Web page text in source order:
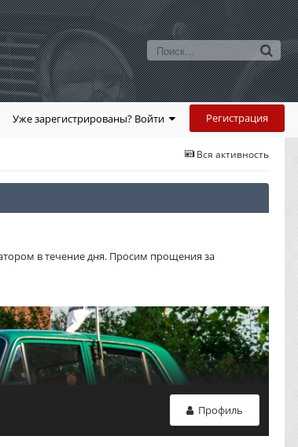
Уже зарегистрированы? Войти Регистрация
Вся активность
в течение дня. Просим прощения за
Профиль